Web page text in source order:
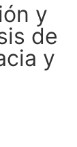
y
de
y